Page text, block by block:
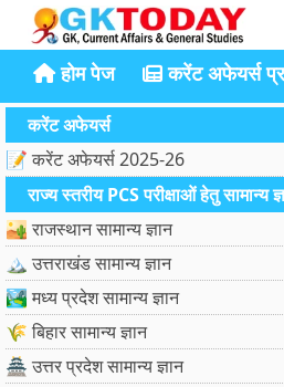
होम पेज करेंट अफेयर्स
करेंट अफेयर्स
📝 करेंट अफेयर्स 2025-26
राज्य स्तरीय PCS परीक्षाओं हेतु सामान्य
🏜️ राजस्थान सामान्य ज्ञान
🏔️ उत्तराखंड सामान्य ज्ञान
🏞️ मध्य प्रदेश सामान्य ज्ञान
🌾 बिहार सामान्य ज्ञान
🏯 उत्तर प्रदेश सामान्य ज्ञान